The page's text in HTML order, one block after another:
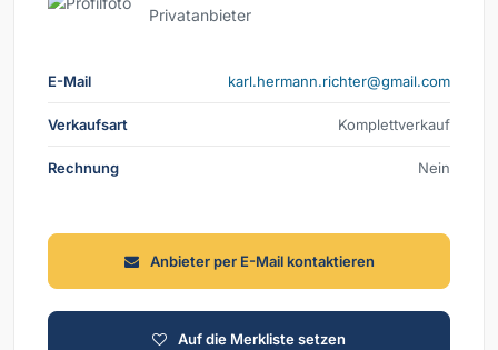
Privatanbieter
E-Mail moc.liamg@rethcir.nnamreh.lrak
Verkaufsart Komplettverkauf
Rechnung Nein
Anbieter per E-Mail kontaktieren
Auf die Merkliste setzen